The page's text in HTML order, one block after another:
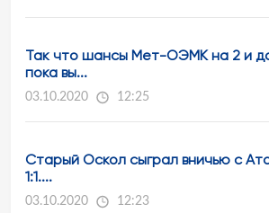
Так что шансы Мет-ОЭМК на 2 и
пока вы...
03.10.2020 12:25
Старый Оскол сыграл вничью с
1:1....
03.10.2020 12:23